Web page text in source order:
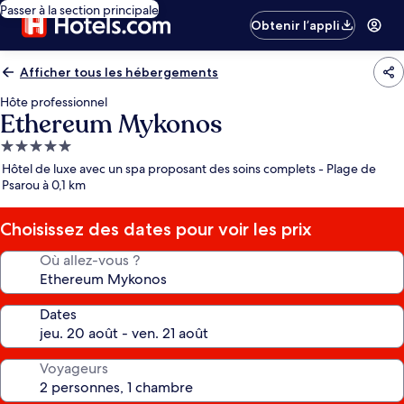
Passer à la section principale
Obtenir l’appli
Afficher tous les hébergements
Hôte professionnel
Ethereum Mykonos
Hébergement
5.0 étoiles
Hôtel de luxe avec un spa proposant des soins complets - Plage de
Psarou à 0,1 km
Choisissez des dates pour voir les prix
Où allez-vous ?
Dates
Voyageurs